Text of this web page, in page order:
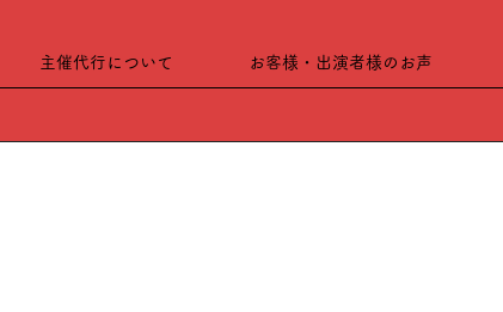
主催代行について お客様・出演者様のお声